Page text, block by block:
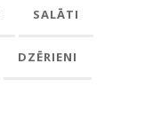
SALĀTI
DZĒRIENI